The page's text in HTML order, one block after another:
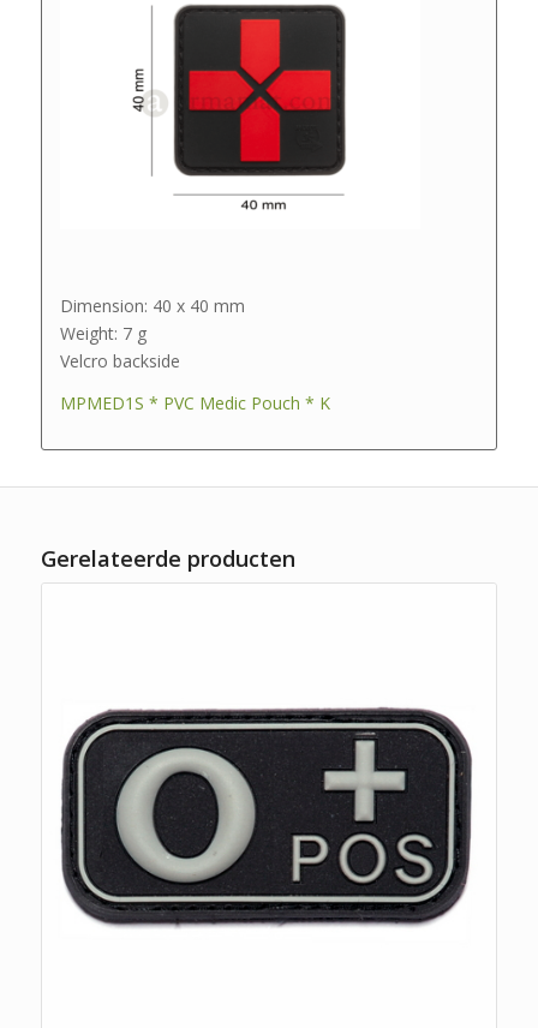
Dimension: 40 x 40 mm
Weight: 7 g
Velcro backside
MPMED1S * PVC Medic Pouch * K
Gerelateerde producten